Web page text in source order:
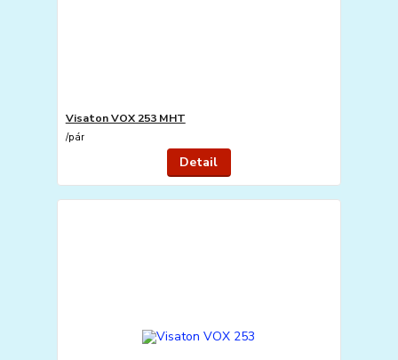
Visaton VOX 253 MHT
/pár
Detail